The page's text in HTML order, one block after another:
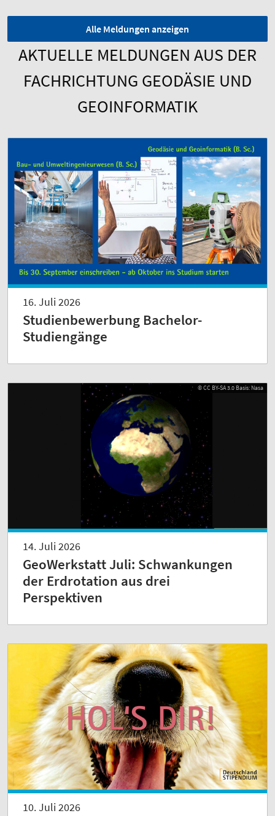
Alle Meldungen anzeigen
AKTUELLE MELDUNGEN AUS DER
FACHRICHTUNG GEODÄSIE UND
GEOINFORMATIK
16. Juli 2026
Studienbewerbung Bachelor-
Studiengänge
© CC BY-SA 3.0 Basis: Nasa
14. Juli 2026
GeoWerkstatt Juli: Schwankungen
der Erdrotation aus drei
Perspektiven
10. Juli 2026